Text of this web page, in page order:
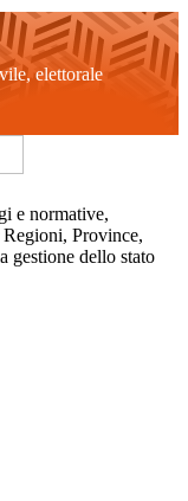
elettorale
e normative,
Province,
gestione dello stato